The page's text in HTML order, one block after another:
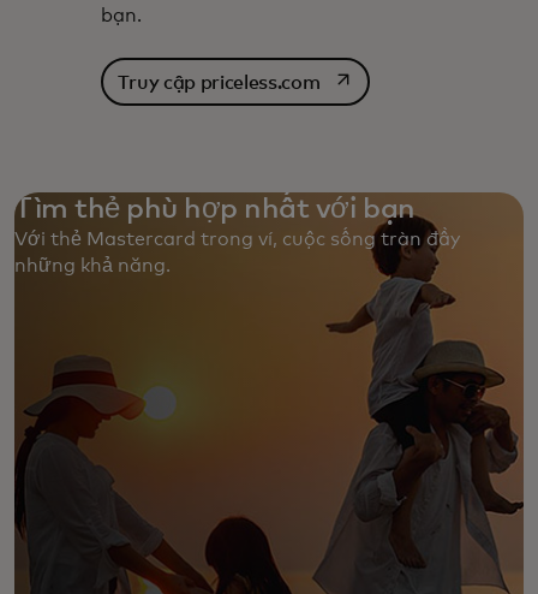
bạn.
Truy cập priceless.comopens in a new tab
Tìm thẻ phù hợp nhất với bạn
Với thẻ Mastercard trong ví, cuộc sống tràn đầy
những khả năng. ‎